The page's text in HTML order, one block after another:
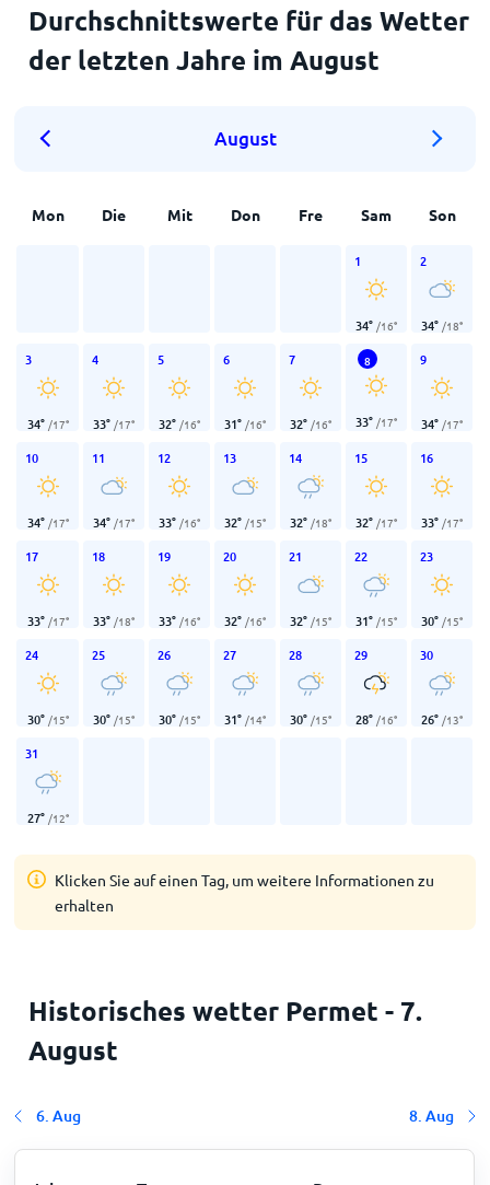
Durchschnittswerte für das Wetter
der letzten Jahre im August
August
Mon Die Mit Don Fre Sam Son
1
34° /16°
2
34° /18°
3
34° /17°
4
33° /17°
5
32° /16°
6
31° /16°
7
32° /16°
8
33° /17°
9
34° /17°
10
34° /17°
11
34° /17°
12
33° /16°
13
32° /15°
14
32° /18°
15
32° /17°
16
33° /17°
17
33° /17°
18
33° /18°
19
33° /16°
20
32° /16°
21
32° /15°
22
31° /15°
23
30° /15°
24
30° /15°
25
30° /15°
26
30° /15°
27
31° /14°
28
30° /15°
29
28° /16°
30
26° /13°
31
27° /12°
Klicken Sie auf einen Tag, um weitere Informationen zu
erhalten
Historisches wetter Permet - 7.
August
6. Aug 8. Aug